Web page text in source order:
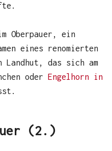
Oberpauer, ein
eines renomierten
Landhut, das sich am
oder Engelhorn in
(2.)